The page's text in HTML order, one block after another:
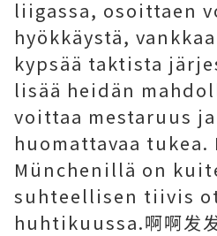
liigassa, osoittaen
hyökkäystä,
kypsää taktista
lisää heidän
voittaa mestaruus ja
huomattavaa tukea.
Münchenillä on
suhteellisen tiivis
huhtikuussa.啊啊发